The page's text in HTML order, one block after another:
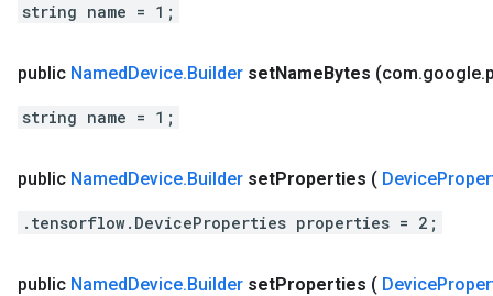
string name = 1;
public NamedDevice.Builder setNameBytes (com.google.
string name = 1;
public NamedDevice.Builder setProperties ( Device
.tensorflow.DeviceProperties properties = 2;
public NamedDevice.Builder setProperties ( Device